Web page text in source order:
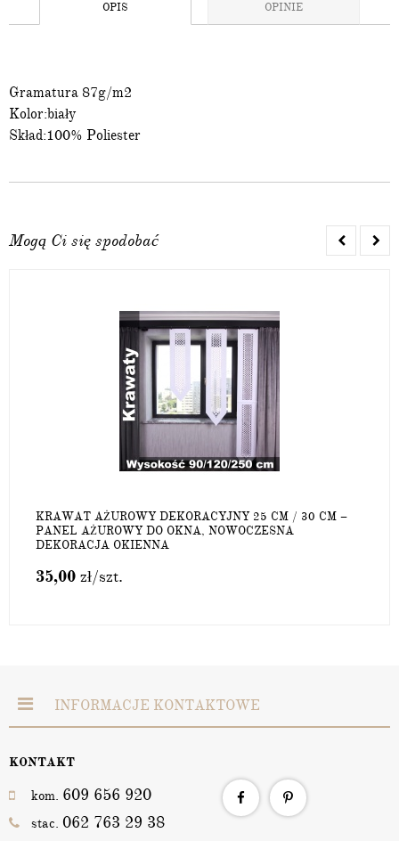
OPIS OPINIE
Gramatura 87g/m2
Kolor:biały
Skład:100% Poliester
Mogą Ci się spodobać
KRAWAT AŻUROWY DEKORACYJNY 25 CM / 30 CM –
PANEL AŻUROWY DO OKNA, NOWOCZESNA
DEKORACJA OKIENNA
35,00 zł/szt.
INFORMACJE KONTAKTOWE
KONTAKT
kom. 609 656 920
stac. 062 763 29 38